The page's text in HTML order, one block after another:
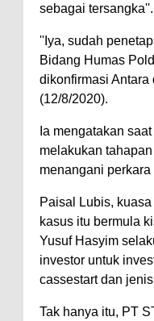
sebagai tersangka''.
''Iya, sudah
Bidang Humas
dikonfirmasi Antara
(12/8/2020).
Ia mengatakan
melakukan
menangani perkara
Paisal Lubis,
kasus itu bermula
Yusuf Hasyim
investor untuk
cassestart dan
Tak hanya itu, PT